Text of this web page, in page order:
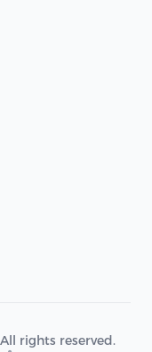
rights reserved.